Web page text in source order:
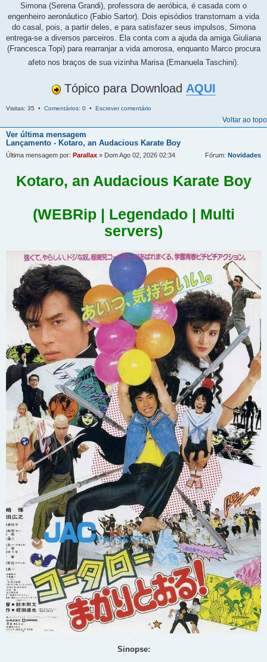
Simona (Serena Grandi), professora de aeróbica, é casada com o
engenheiro aeronáutico (Fabio Sartor). Dois episódios transtornam a vida
do casal, pois, a partir deles, e para satisfazer seus impulsos, Simona
entrega-se a diversos parceiros. Ela conta com a ajuda da amiga Giuliana
(Francesca Topi) para rearranjar a vida amorosa, enquanto Marco procura
afeto nos braços de sua vizinha Marisa (Emanuela Taschini).
Tópico para Download AQUI
Visitas: 35 • Comentários: 0 • Escrever comentário
Voltar ao topo
Ver última mensagem
Lançamento - Kotaro, an Audacious Karate Boy
Última mensagem por: Parallax » Dom Ago 02, 2026 02:34 Fórum: Novidades
Kotaro, an Audacious Karate Boy
(WEBRip | Legendado | Multi
servers)
Sinopse: